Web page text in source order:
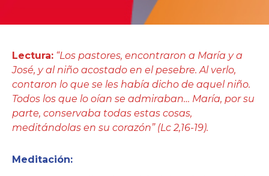
Lectura: “Los pastores, encontraron a María y a
José, y al niño acostado en el pesebre. Al verlo,
contaron lo que se les había dicho de aquel niño.
Todos los que lo oían se admiraban… María, por su
parte, conservaba todas estas cosas,
meditándolas en su corazón” (Lc 2,16-19).
Meditación: